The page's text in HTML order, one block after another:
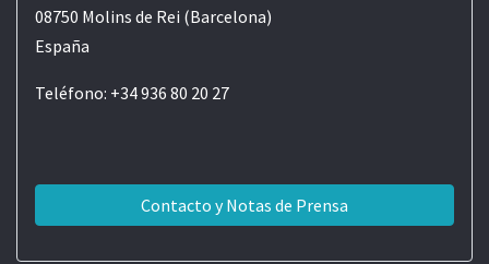
08750 Molins de Rei (Barcelona)
España
Teléfono: +34 936 80 20 27
Contacto y Notas de Prensa